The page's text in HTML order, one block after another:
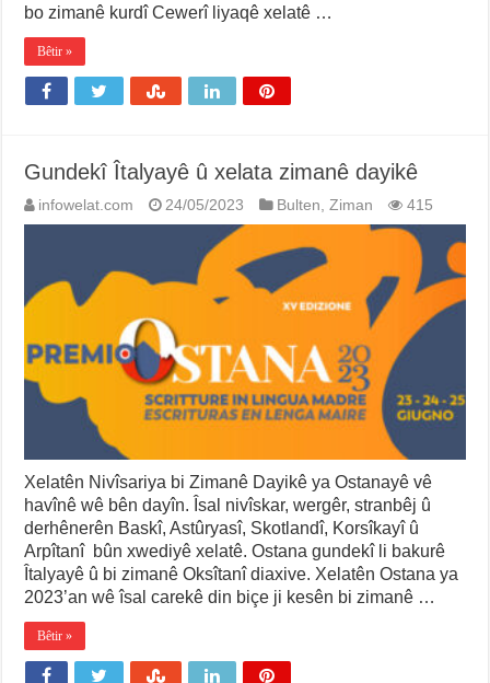
bo zimanê kurdî Cewerî liyaqê xelatê …
Bêtir »
Gundekî Îtalyayê û xelata zimanê dayikê
infowelat.com 24/05/2023 Bulten ,Ziman 415
Xelatên Nivîsariya bi Zimanê Dayikê ya Ostanayê vê
havînê wê bên dayîn. Îsal nivîskar, wergêr, stranbêj û
derhênerên Baskî, Astûryasî, Skotlandî, Korsîkayî û
Arpîtanî bûn xwediyê xelatê. Ostana gundekî li bakurê
Îtalyayê û bi zimanê Oksîtanî diaxive. Xelatên Ostana ya
2023’an wê îsal carekê din biçe ji kesên bi zimanê …
Bêtir »